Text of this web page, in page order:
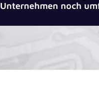
Unternehmen noch